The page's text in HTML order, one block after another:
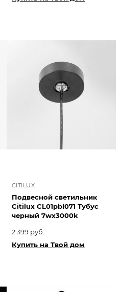
CITILUX
Подвесной светильник
Citilux CL01pbl071 Тубус
черный 7wх3000k
2 399 руб.
Купить на Твой дом